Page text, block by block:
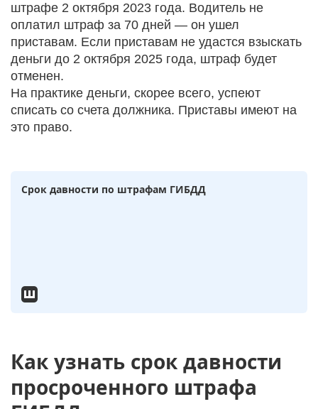
штрафе 2 октября 2023 года. Водитель не
оплатил штраф за 70 дней — он ушел
приставам. Если приставам не удастся взыскать
деньги до 2 октября 2025 года, штраф будет
отменен.
На практике деньги, скорее всего, успеют
списать со счета должника. Приставы имеют на
это право.
Срок давности по штрафам ГИБДД
Как узнать срок давности
просроченного штрафа